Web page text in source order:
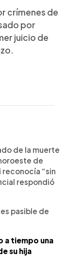
crímenes de
por
juicio de
de la muerte
de
reconocía “sin
respondió
pasible de
a tiempo una
su hija